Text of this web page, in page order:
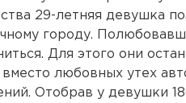
29-летняя девушка
городу.
Для этого они
любовных утех
Отобрав у девушки